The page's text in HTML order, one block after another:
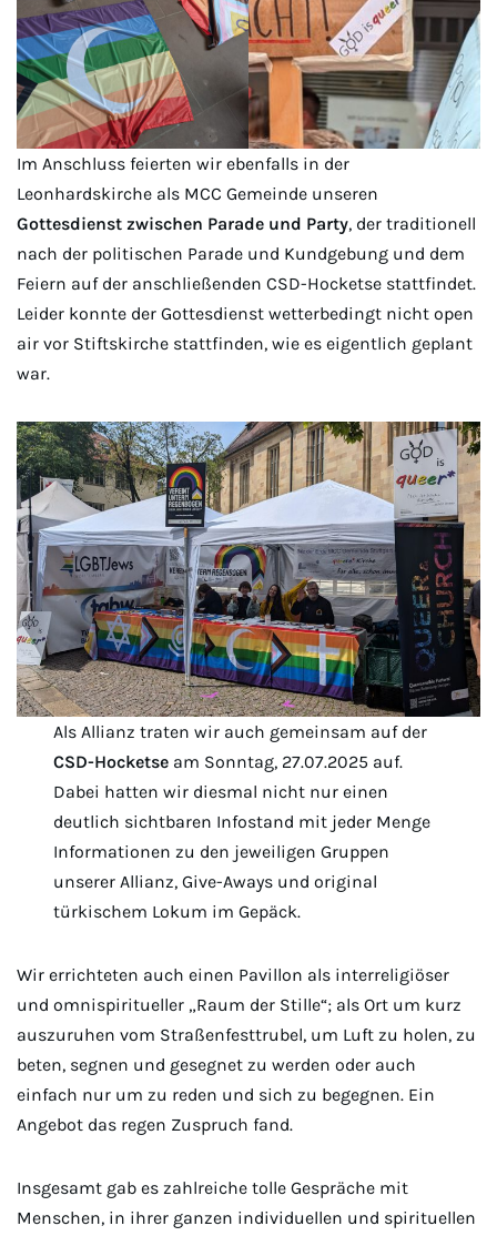
Im Anschluss feierten wir ebenfalls in der
Leonhardskirche als MCC Gemeinde unseren
Gottesdienst zwischen Parade und Party, der traditionell
nach der politischen Parade und Kundgebung und dem
Feiern auf der anschließenden CSD-Hocketse stattfindet.
Leider konnte der Gottesdienst wetterbedingt nicht open
air vor Stiftskirche stattfinden, wie es eigentlich geplant
war.
Als Allianz traten wir auch gemeinsam auf der
CSD-Hocketse am Sonntag, 27.07.2025 auf.
Dabei hatten wir diesmal nicht nur einen
deutlich sichtbaren Infostand mit jeder Menge
Informationen zu den jeweiligen Gruppen
unserer Allianz, Give-Aways und original
türkischem Lokum im Gepäck.
Wir errichteten auch einen Pavillon als interreligiöser
und omnispiritueller „Raum der Stille“; als Ort um kurz
auszuruhen vom Straßenfesttrubel, um Luft zu holen, zu
beten, segnen und gesegnet zu werden oder auch
einfach nur um zu reden und sich zu begegnen. Ein
Angebot das regen Zuspruch fand.
Insgesamt gab es zahlreiche tolle Gespräche mit
Menschen, in ihrer ganzen individuellen und spirituellen